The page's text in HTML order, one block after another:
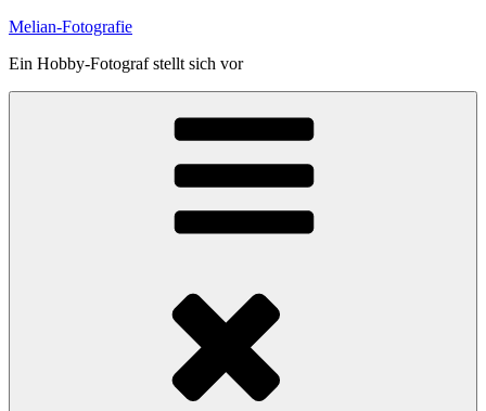
Skip
content
Melian-Fotografie
Ein Hobby-Fotograf stellt sich vor